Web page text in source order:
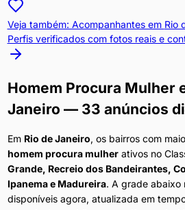
Veja também: Acompanhantes em Rio
Perfis verificados com fotos reais e
Homem Procura Mulher
Janeiro — 33 anúncios
Em Rio de Janeiro, os bairros com
homem procura mulherativos no
Grande, Recreio dos Bandeirantes,
Ipanema e Madureira. A grade abaixo
disponíveis agora, atualizada em